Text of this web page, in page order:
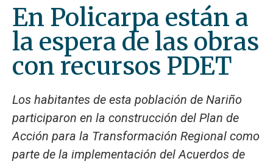
En Policarpa están a
la espera de las obras
con recursos PDET
Los habitantes de esta población de Nariño
participaron en la construcción del Plan de
Acción para la Transformación Regional como
parte de la implementación del Acuerdos de